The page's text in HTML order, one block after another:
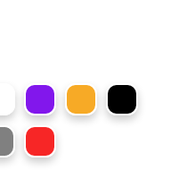
ФіолетовийПомаранчевий
Чорний
Червоний